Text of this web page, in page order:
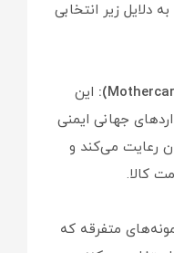
دلایل زیر انتخابی
این
جهانی ایمنی
رعایت می‌کند و
کالا.
متفرقه که